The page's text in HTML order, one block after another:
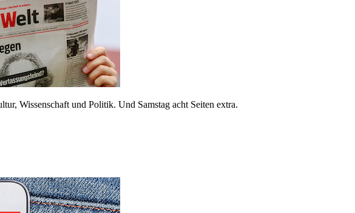
Wissenschaft und Politik. Und Samstag acht Seiten extra.